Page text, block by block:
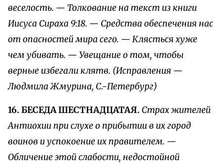
веселость. — Толкование на текст из книги
Иисуса Сираха 9:18. — Средства обеспечения нас
от опасностей мира сего. — Клясться хуже
чем убивать. — Увещание о том, чтобы
верные избегали клятв. (Исправления —
Людмила Жмурина, С.-Петербург)
16. БЕСЕДА ШЕСТНАДЦАТАЯ. Страх жителей
Антиохии при слухе о прибытии в их город
воинов и успокоение их правителем. —
Обличение этой слабости, недостойной